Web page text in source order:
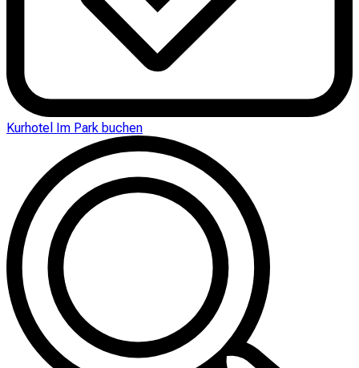
Kurhotel Im Park buchen